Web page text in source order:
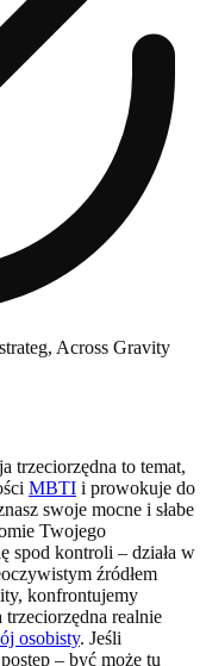
strateg, Across Gravity
trzeciorzędna to temat,
MBTI i prowokuje do
swoje mocne i słabe
Twojego
spod kontroli – działa w
źródłem
konfrontujemy
realnie
osobisty. Jeśli
– być może tu